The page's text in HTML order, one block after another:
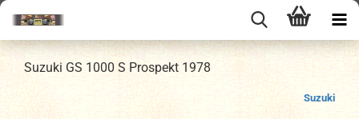
Suzuki GS 1000 S Prospekt 1978
Suzuki